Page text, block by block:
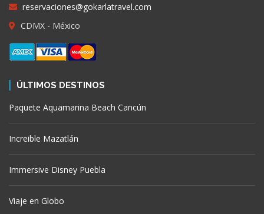
reservaciones@gokarlatravel.com
CDMX - México
ÚLTIMOS DESTINOS
Paquete Aquamarina Beach Cancún
Increible Mazatlán
Immersive Disney Puebla
Viaje en Globo